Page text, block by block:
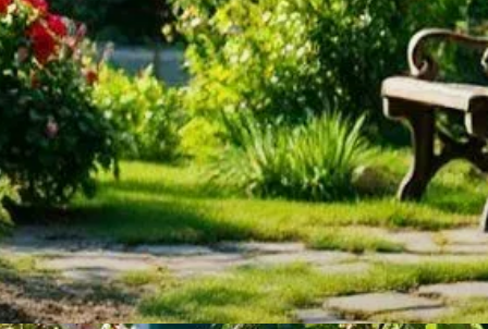
DICA
Por que adicionar luzes no
jardim?
As luzes trazem charme e aconchego, destacando
plantas e caminhos à noite.